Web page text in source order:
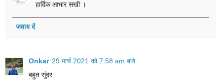
हार्दिक आभार सखी ।
जवाब दें
Onkar 29 मार्च 2021 को 7:58 am बजे
बहुत सुंदर